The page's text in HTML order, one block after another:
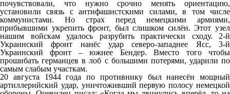
почувствовали, что нужно срочно менять ориентацию,
установили связь с антифашистскими силами, в том числе
коммунистами. Но страх перед немецкими армиями,
прибывшими укрепить фронт, был слишком силён. Этот узел
нашим войскам удалось разрубить практически сходу. 2-й
Украинский фронт нанёс удар северо-западнее Ясс, 3-й
Украинский фронт – южнее Бендер. Вместо того чтобы
прошибать германцев в лоб с большими потерями, ударили по
самым слабым участкам.
20 августа 1944 года по противнику был нанесён мощный
артиллерийский удар, уничтоживший первую полосу немецкой